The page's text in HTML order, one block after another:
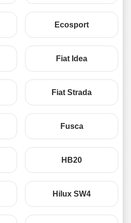
Ecosport
Fiat Idea
Fiat Strada
Fusca
HB20
Hilux SW4